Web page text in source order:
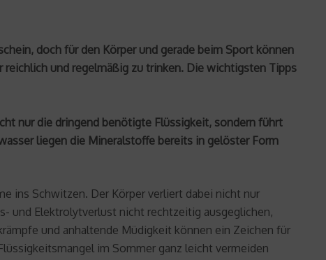
doch für den Körper und gerade beim Sport können
und regelmäßig zu trinken. Die wichtigsten Tipps
nur die dringend benötigte Flüssigkeit, sondern führt
liegen die Mineralstoffe bereits in gelöster Form
ins Schwitzen. Der Körper verliert dabei nicht nur
und Elektrolytverlust nicht rechtzeitig ausgeglichen,
und anhaltende Müdigkeit können ein Zeichen für
im Sommer ganz leicht vermeiden